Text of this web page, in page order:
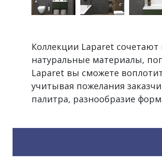
Коллекции Laparet
натуральные материалы,
Laparet вы сможете
учитывая пожелания
палитра, разнообразие